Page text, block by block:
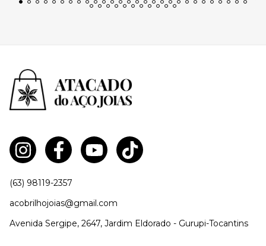
(63) 98119-2357
acobrilhojoias@gmail.com
Avenida Sergipe, 2647, Jardim Eldorado - Gurupi-Tocantins